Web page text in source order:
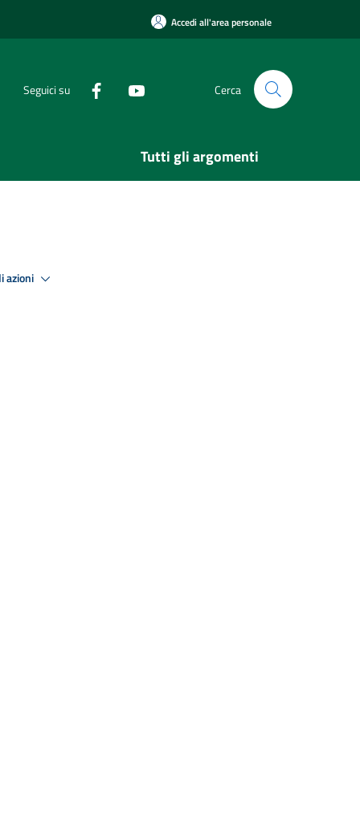
Accedi all'area personale
Seguici su Cerca
Tutti gli argomenti
azioni